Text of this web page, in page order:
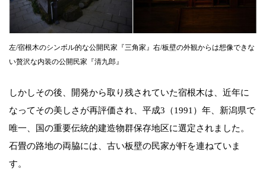
左/宿根木のシンボル的な公開民家『三角家』右/板壁の外観からは想像できな
い贅沢な内装の公開民家『清九郎』
しかしその後、開発から取り残されていた宿根木は、近年に
なってその美しさが再評価され、平成3（1991）年、新潟県で
唯一、国の重要伝統的建造物群保存地区に選定されました。
石畳の路地の両脇には、古い板壁の民家が軒を連ねていま
す。